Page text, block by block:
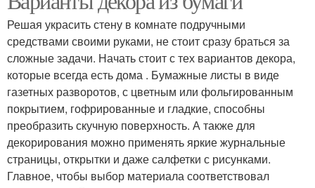
Решая украсить стену в комнате подручными
средствами своими руками, не стоит сразу браться за
сложные задачи. Начать стоит с тех вариантов декора,
которые всегда есть дома . Бумажные листы в виде
газетных разворотов, с цветным или фольгированным
покрытием, гофрированные и гладкие, способны
преобразить скучную поверхность. А также для
декорирования можно применять яркие журнальные
страницы, открытки и даже салфетки с рисунками.
Главное, чтобы выбор материала соответствовал